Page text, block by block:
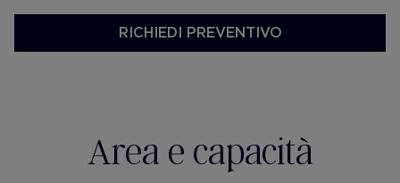
RICHIEDI PREVENTIVO
Area e capacità